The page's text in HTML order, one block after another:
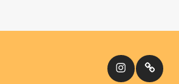
Instagram